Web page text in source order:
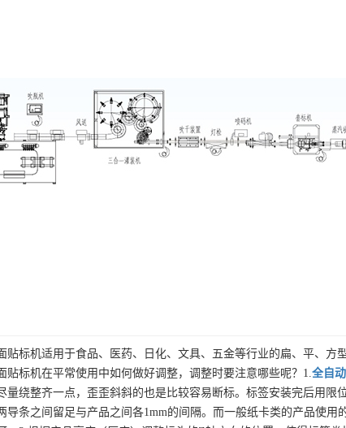
贴标机适用于食品、医药、日化、文具、五金等行业的扁、平、方
贴标机在平常使用中如何做好调整，调整时要注意哪些呢？1.全自
量绕整齐一点，歪歪斜斜的也是比较容易断标。标签安装完后用限
导条之间留足与产品之间各1mm的间隔。而一般纸卡类的产品使用